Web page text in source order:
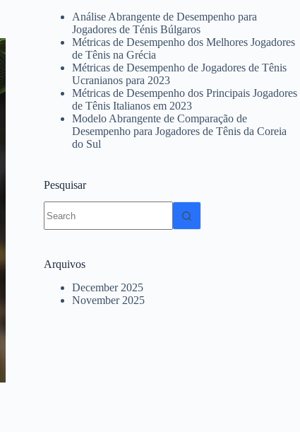
Análise Abrangente de Desempenho para
Jogadores de Ténis Búlgaros
Métricas de Desempenho dos Melhores Jogadores
de Tênis na Grécia
Métricas de Desempenho de Jogadores de Tênis
Ucranianos para 2023
Métricas de Desempenho dos Principais Jogadores
de Tênis Italianos em 2023
Modelo Abrangente de Comparação de
Desempenho para Jogadores de Tênis da Coreia
do Sul
Pesquisar
results
Arquivos
December 2025
November 2025